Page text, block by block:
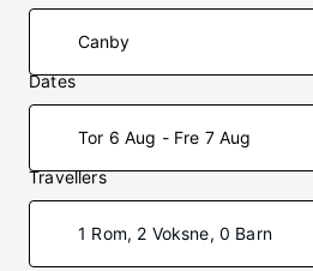
Dates
Tor 6 Aug - Fre 7 Aug
Travellers
1 Rom, 2 Voksne, 0 Barn